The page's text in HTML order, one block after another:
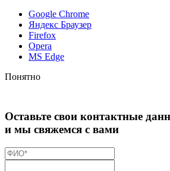
Google Chrome
Яндекс Браузер
Firefox
Opera
MS Edge
Понятно
Оставьте свои контактные
и мы свяжемся с вами